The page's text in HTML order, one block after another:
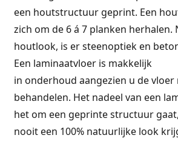
een houtstructuur geprint. Een
zich om de 6 á 7 planken herhalen.
houtlook, is er steenoptiek en
Een laminaatvloer is makkelijk
in onderhoud aangezien u de
behandelen. Het nadeel van een
het om een geprintestructuur
nooit een 100% natuurlijke look